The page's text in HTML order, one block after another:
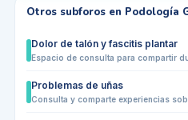
Otros subforos en Podología
Dolor de talón y fascitis plantar
Problemas de uñas